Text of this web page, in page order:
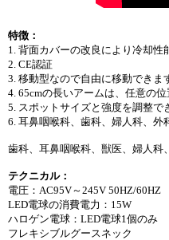
特徴：
1. 背面カバーの改良により冷却
2. CE認証
3. 移動型なので自由に移動できま
4. 65cmの長いアームは、任意の位
5. スポットサイズと強度を調整で
6. 耳鼻咽喉科、歯科、婦人科、外
歯科、耳鼻咽喉科、獣医、婦人科
テクニカル：
電圧：AC95V～245V 50HZ/60HZ
LED電球の消費電力：15W
ハロゲン電球：LED電球1個のみ
フレキシブルグースネック